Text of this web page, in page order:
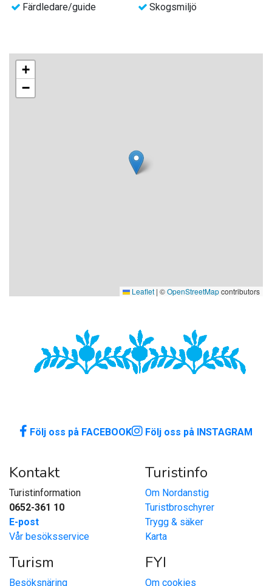
Färdledare/guide
Skogsmiljö
+
−
Leaflet | ©OpenStreetMapcontributors
Följ oss på FACEBOOK Följ oss på INSTAGRAM
Kontakt
Turistinformation
0652-361 10
E-post
Vår besöksservice
Turistinfo
Om Nordanstig
Turistbroschyrer
Trygg & säker
Karta
Turism
Besöksnäring
FYI
Om cookies